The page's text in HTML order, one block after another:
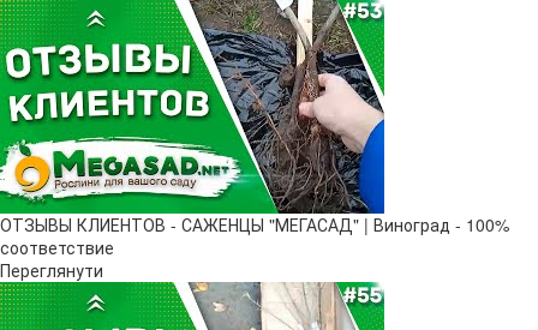
ОТЗЫВЫ КЛИЕНТОВ - САЖЕНЦЫ "МЕГАСАД" | Виноград - 100%
соответствие
Переглянути